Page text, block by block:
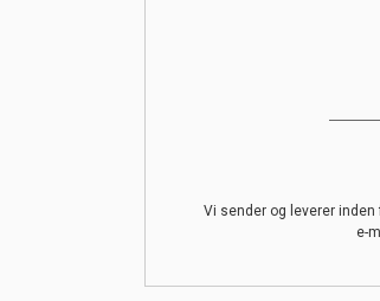
Vi sender og leverer
e-